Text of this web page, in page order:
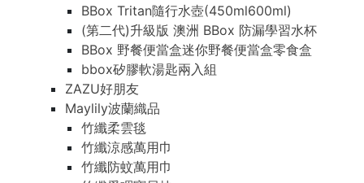
BBox Tritan隨行水壺(450ml600ml)
(第二代)升級版 澳洲 BBox 防漏學習水杯
BBox 野餐便當盒迷你野餐便當盒零食盒
bbox矽膠軟湯匙兩入組
ZAZU好朋友
Maylily波蘭織品
竹纖柔雲毯
竹纖涼感萬用巾
竹纖防蚊萬用巾